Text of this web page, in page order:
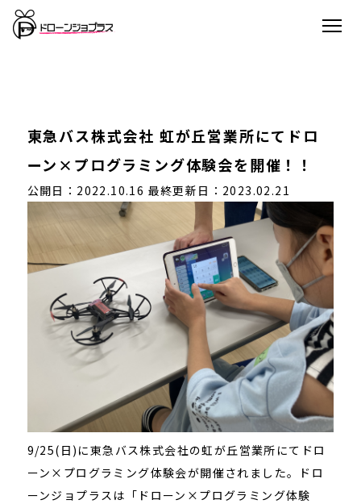
東急バス株式会社 虹が丘営業所にてドロ
ーン×プログラミング体験会を開催！！
公開日：2022.10.16 最終更新日：2023.02.21
9/25(日)に東急バス株式会社の虹が丘営業所にてドロ
ーン×プログラミング体験会が開催されました。ドロ
ーンジョプラスは「ドローン×プログラミング体験